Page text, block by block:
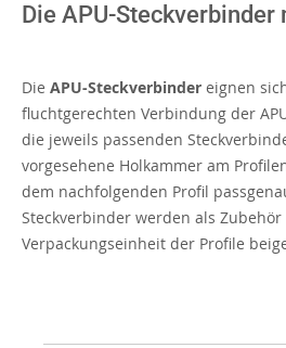
Die APU-Steckverbinder
Die APU-Steckverbinder eignen
fluchtgerechten Verbindung der
die jeweils passenden
vorgesehene Holkammer am
dem nachfolgenden Profil
Steckverbinder werden als
Verpackungseinheit der Profile